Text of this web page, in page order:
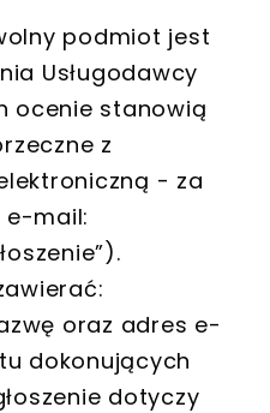
podmiot jest
Usługodawcy
ocenie stanowią
z
- za
e-mail:
oraz adres e-
dokonujących
dotyczy